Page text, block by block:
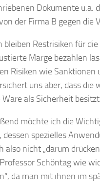
Dokumente u.a.
der Firma B gegen die
bleiben Restrisiken für
Marge bezahlen
Risiken wie Sanktionen
uns aber, dass die
Ware als Sicherheit
möchte ich die
dessen spezielles
also nicht „darum
Schöntag wie
da man mit ihnen im